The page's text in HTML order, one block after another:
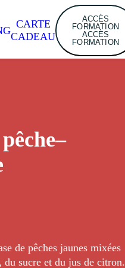
CARTE
CADEAU
ACCÈS
FORMATION
ACCÈS
FORMATION
de pêches jaunes mixées
du sucre et du jus de citron.